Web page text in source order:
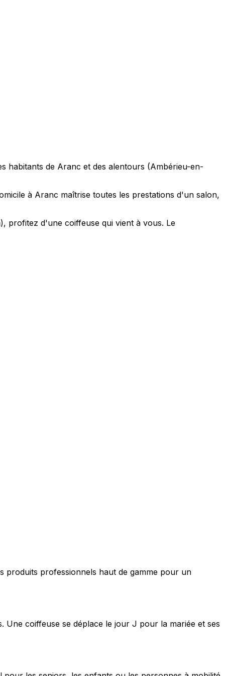
habitants de Aranc et des alentours (Ambérieu-en-
à Aranc maîtrise toutes les prestations d'un salon,
profitez d'une coiffeuse qui vient à vous. Le
produits professionnels haut de gamme pour un
Une coiffeuse se déplace le jour J pour la mariée et ses